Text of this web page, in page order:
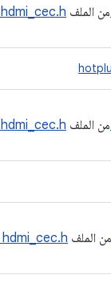
من الملف hdmi_cec.h
من الملف hdmi_cec.h
من الملف hdmi_cec.h